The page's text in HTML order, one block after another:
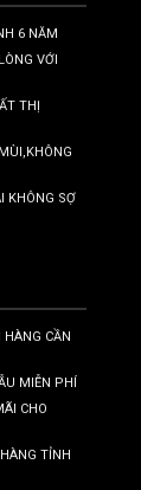
6 NĂM
VỚI
THỊ
KHÔNG SỢ
CẦN
MIỄN PHÍ
CHO
TỈNH